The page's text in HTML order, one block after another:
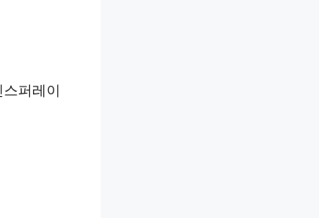
퍼레이